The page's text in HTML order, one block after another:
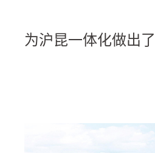
为沪昆一体化做出